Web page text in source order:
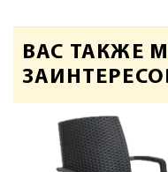
ВАС ТАКЖЕ